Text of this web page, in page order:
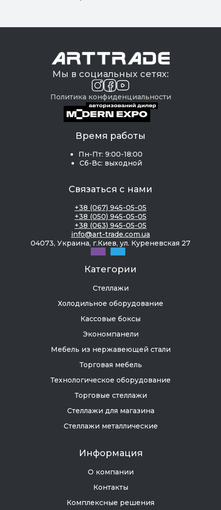
Мы в социальных сетях:
Политика конфиденциальности
Время работы
Пн-Пт: 9:00-18:00
Сб-Вс: выходной
Связаться с нами
+38 (067) 945-05-05
+38 (050) 945-05-05
+38 (063) 945-05-05
info@art-trade.com.ua
04073, Украина, г.Киев, ул. Куреневская 27
Категории
Стеллажи
Холодильное оборудование
Кассовые боксы
Экономпанели
Мебель из нержавеющей стали
Торговая мебель
Технологическое оборудование
Торговые стеллажи
Стеллажи для магазина
Стеллажи металлические
Информация
О компании
Контакты
Комплексные решения